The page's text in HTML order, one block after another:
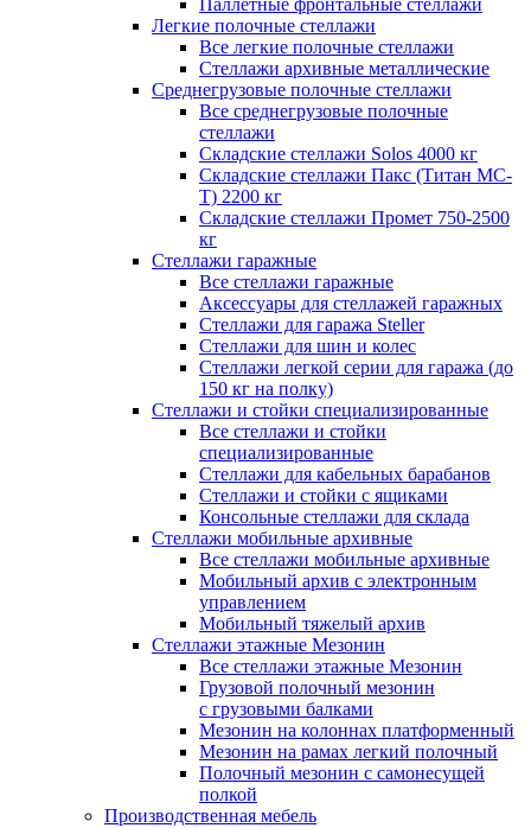
Паллетные фронтальные стеллажи
Легкие полочные стеллажи
Все легкие полочные стеллажи
Стеллажи архивные металлические
Среднегрузовые полочные стеллажи
Все среднегрузовые полочные
стеллажи
Складские стеллажи Solos 4000 кг
Складские стеллажи Пакс (Титан МС-
Т) 2200 кг
Складские стеллажи Промет 750-2500
кг
Стеллажи гаражные
Все стеллажи гаражные
Аксессуары для стеллажей гаражных
Стеллажи для гаража Steller
Стеллажи для шин и колес
Стеллажи легкой серии для гаража (до
150 кг на полку)
Стеллажи и стойки специализированные
Все стеллажи и стойки
специализированные
Стеллажи для кабельных барабанов
Стеллажи и стойки с ящиками
Консольные стеллажи для склада
Стеллажи мобильные архивные
Все стеллажи мобильные архивные
Мобильный архив с электронным
управлением
Мобильный тяжелый архив
Стеллажи этажные Мезонин
Все стеллажи этажные Мезонин
Грузовой полочный мезонин
с грузовыми балками
Мезонин на колоннах платформенный
Мезонин на рамах легкий полочный
Полочный мезонин с самонесущей
полкой
Производственная мебель